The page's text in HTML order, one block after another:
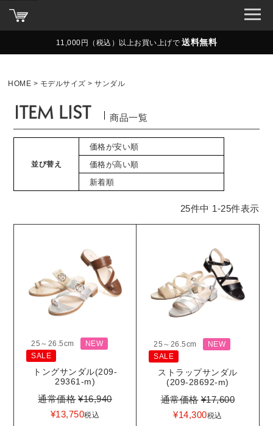
11,000円（税込）以上お買い上げで 送料無料
HOME モデルサイズ サンダル
商品一覧
並び替え
価格が安い順
価格が高い順
新着順
25件中 1-25件表示
25～26.5cm
NEW
SALE
トングサンダル(209-
29361-m)
通常価格 ¥16,940
¥13,750税込
25～26.5cm
NEW
SALE
ストラップサンダル
(209-28692-m)
通常価格 ¥17,600
¥14,300税込